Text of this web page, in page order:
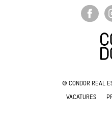
© CONDOR REAL
VACATURES